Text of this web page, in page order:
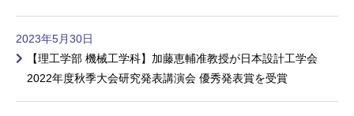
2023年5月30日
【理工学部 機械工学科】加藤恵輔准教授が日本設計工学会
2022年度秋季大会研究発表講演会 優秀発表賞を受賞